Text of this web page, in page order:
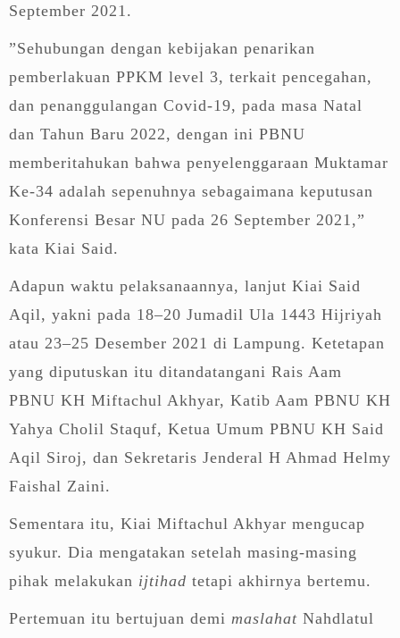
September 2021.
”Sehubungan dengan kebijakan penarikan
pemberlakuan PPKM level 3, terkait pencegahan,
dan penanggulangan Covid-19, pada masa Natal
dan Tahun Baru 2022, dengan ini PBNU
memberitahukan bahwa penyelenggaraan Muktamar
Ke-34 adalah sepenuhnya sebagaimana keputusan
Konferensi Besar NU pada 26 September 2021,”
kata Kiai Said.
Adapun waktu pelaksanaannya, lanjut Kiai Said
Aqil, yakni pada 18–20 Jumadil Ula 1443 Hijriyah
atau 23–25 Desember 2021 di Lampung. Ketetapan
yang diputuskan itu ditandatangani Rais Aam
PBNU KH Miftachul Akhyar, Katib Aam PBNU KH
Yahya Cholil Staquf, Ketua Umum PBNU KH Said
Aqil Siroj, dan Sekretaris Jenderal H Ahmad Helmy
Faishal Zaini.
Sementara itu, Kiai Miftachul Akhyar mengucap
syukur. Dia mengatakan setelah masing-masing
pihak melakukan ijtihad tetapi akhirnya bertemu.
Pertemuan itu bertujuan demi maslahat Nahdlatul